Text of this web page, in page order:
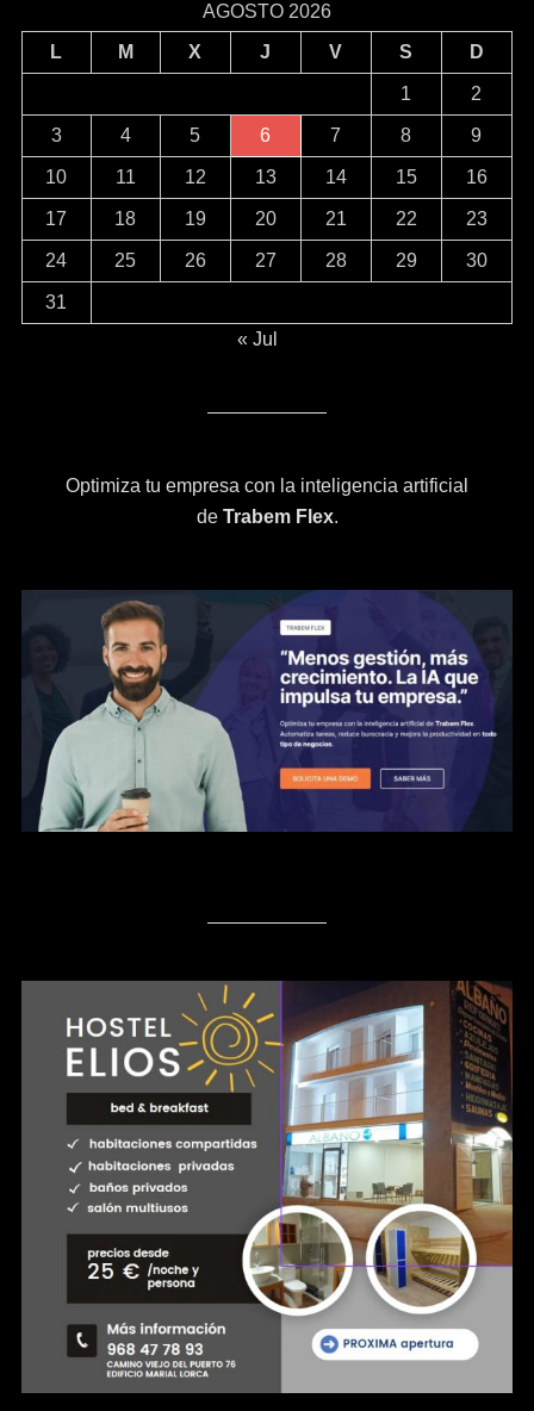
AGOSTO 2026
L
M X J V S D
1 2
3 4 5 6 7 8 9
10 11 12 13 14 15 16
17 18 19 20 21 22 23
24 25 26 27 28 29 30
31
« Jul
Optimiza tu empresa con la inteligencia artificial
de Trabem Flex.